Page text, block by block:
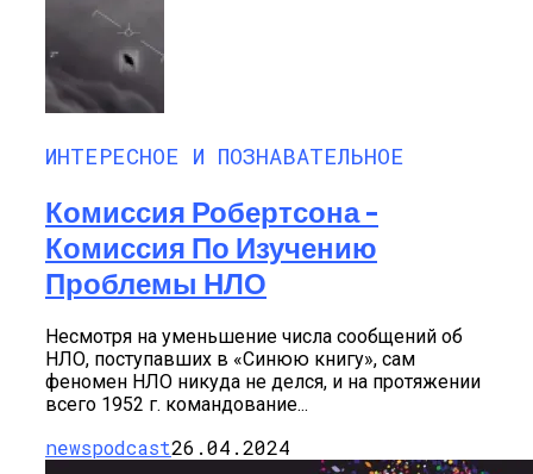
ИНТЕРЕСНОЕ И ПОЗНАВАТЕЛЬНОЕ
Комиссия Робертсона –
Комиссия По Изучению
Проблемы НЛО
Несмотря на уменьшение числа сообщений об
НЛО, поступавших в «Синюю книгу», сам
феномен НЛО никуда не делся, и на протяжении
всего 1952 г. командование...
newspodcast26.04.2024